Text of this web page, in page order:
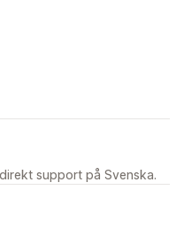
support på Svenska.